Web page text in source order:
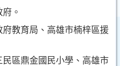
。
教育局、高雄市楠梓區援
區鼎金國民小學、高雄市